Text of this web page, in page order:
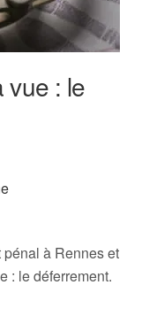
vue : le
à Rennes et
: le déferrement.